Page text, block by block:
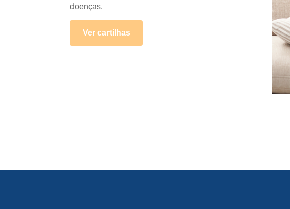
doenças.
Ver cartilhas